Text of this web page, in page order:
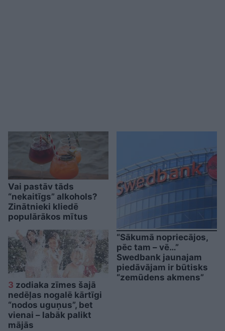
Vai pastāv tāds
“nekaitīgs” alkohols?
Zinātnieki kliedē
populārākos mītus
3 zodiaka zīmes šajā
nedēļas nogalē kārtīgi
“nodos uguņus”, bet
vienai – labāk palikt
mājās
“Sākumā nopriecājos,
pēc tam – vē…”
Swedbank jaunajam
piedāvājam ir būtisks
“zemūdens akmens”